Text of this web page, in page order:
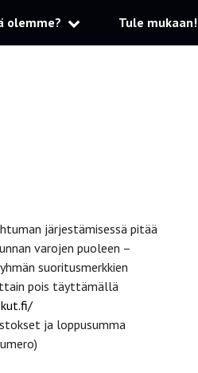
olemme? Tule mukaan!
järjestämisessä pitää
varojen puoleen –
suoritusmerkkien
pois täyttämällä
ja loppusumma